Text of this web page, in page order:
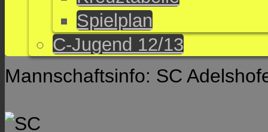
Spielplan
C-Jugend 12/13
Mannschaftsinfo: SC